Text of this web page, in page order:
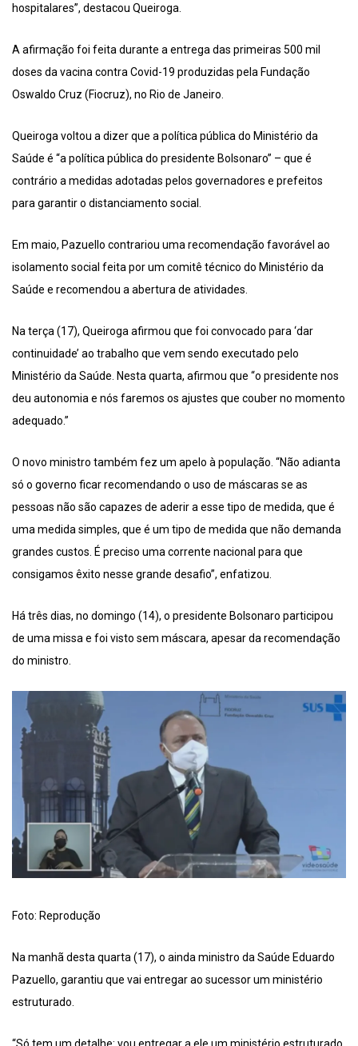
hospitalares”, destacou Queiroga.
A afirmação foi feita durante a entrega das primeiras 500 mil
doses da vacina contra Covid-19 produzidas pela Fundação
Oswaldo Cruz (Fiocruz), no Rio de Janeiro.
Queiroga voltou a dizer que a política pública do Ministério da
Saúde é “a política pública do presidente Bolsonaro” – que é
contrário a medidas adotadas pelos governadores e prefeitos
para garantir o distanciamento social.
Em maio, Pazuello contrariou uma recomendação favorável ao
isolamento social feita por um comitê técnico do Ministério da
Saúde e recomendou a abertura de atividades.
Na terça (17), Queiroga afirmou que foi convocado para ‘dar
continuidade’ ao trabalho que vem sendo executado pelo
Ministério da Saúde. Nesta quarta, afirmou que “o presidente nos
deu autonomia e nós faremos os ajustes que couber no momento
adequado.”
O novo ministro também fez um apelo à população. “Não adianta
só o governo ficar recomendando o uso de máscaras se as
pessoas não são capazes de aderir a esse tipo de medida, que é
uma medida simples, que é um tipo de medida que não demanda
grandes custos. É preciso uma corrente nacional para que
consigamos êxito nesse grande desafio”, enfatizou.
Há três dias, no domingo (14), o presidente Bolsonaro participou
de uma missa e foi visto sem máscara, apesar da recomendação
do ministro.
Foto: Reprodução
Na manhã desta quarta (17), o ainda ministro da Saúde Eduardo
Pazuello, garantiu que vai entregar ao sucessor um ministério
estruturado.